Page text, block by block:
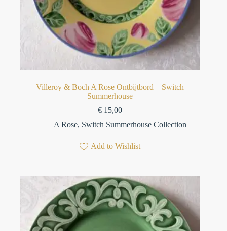
Villeroy & Boch A Rose Ontbijtbord – Switch
Summerhouse
€ 15,00
A Rose, Switch Summerhouse Collection
Add to Wishlist